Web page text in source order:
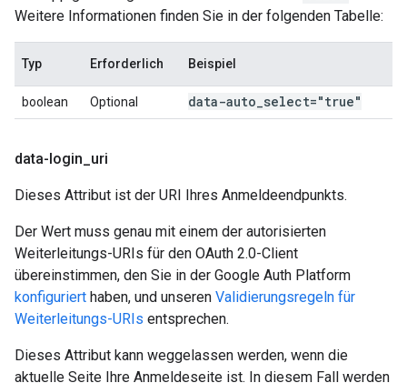
Weitere Informationen finden Sie in der folgenden Tabelle:
Typ Erforderlich Beispiel
boolean Optional data-auto select="true"
data-login uri
Dieses Attribut ist der URI Ihres Anmeldeendpunkts.
Der Wert muss genau mit einem der autorisierten
Weiterleitungs-URIs für den OAuth 2.0-Client
übereinstimmen, den Sie in der Google Auth Platform
konfiguriert haben, und unseren Validierungsregeln für
Weiterleitungs-URIs entsprechen.
Dieses Attribut kann weggelassen werden, wenn die
aktuelle Seite Ihre Anmeldeseite ist. In diesem Fall werden